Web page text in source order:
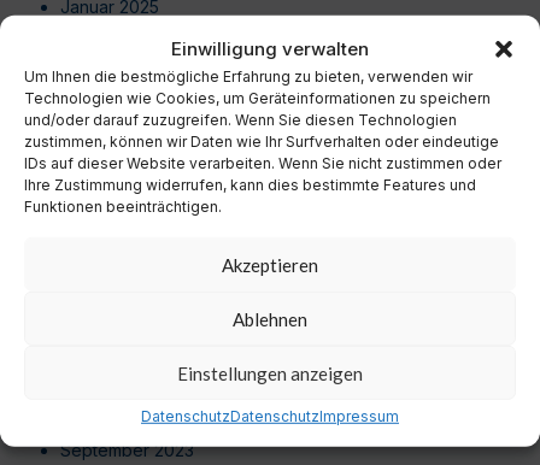
Einwilligung verwalten
Um Ihnen die bestmögliche Erfahrung zu bieten, verwenden wir
Technologien wie Cookies, um Geräteinformationen zu speichern
und/oder darauf zuzugreifen. Wenn Sie diesen Technologien
zustimmen, können wir Daten wie Ihr Surfverhalten oder eindeutige
IDs auf dieser Website verarbeiten. Wenn Sie nicht zustimmen oder
Ihre Zustimmung widerrufen, kann dies bestimmte Features und
Funktionen beeinträchtigen.
Akzeptieren
Ablehnen
Einstellungen anzeigen
DatenschutzDatenschutzImpressum
Januar 2025
November 2024
Oktober 2024
September 2024
August 2024
Juli 2024
Juni 2024
Dezember 2023
Oktober 2023
September 2023